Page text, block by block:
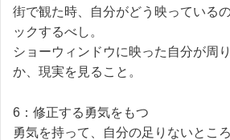
街で観た時、自分がどう映っている
ックするべし。
ショーウィンドウに映った自分が周
か、現実を見ること。
6：修正する勇気をもつ
勇気を持って、自分の足りないとこ